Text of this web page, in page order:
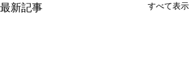
最新記事 すべて表示